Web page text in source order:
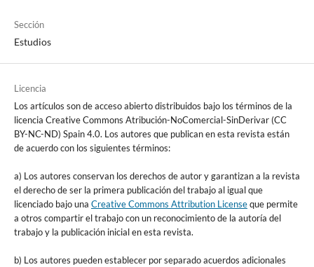
Sección
Estudios
Licencia
Los artículos son de acceso abierto distribuidos bajo los términos de la
licencia Creative Commons Atribución-NoComercial-SinDerivar (CC
BY-NC-ND) Spain 4.0. Los autores que publican en esta revista están
de acuerdo con los siguientes términos:
a) Los autores conservan los derechos de autor y garantizan a la revista
el derecho de ser la primera publicación del trabajo al igual que
licenciado bajo una Creative Commons Attribution Licenseque permite
a otros compartir el trabajo con un reconocimiento de la autoría del
trabajo y la publicación inicial en esta revista.
b) Los autores pueden establecer por separado acuerdos adicionales